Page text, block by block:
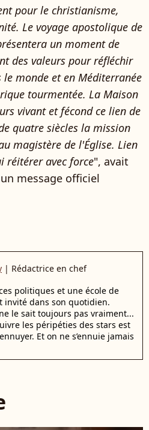
pour le christianisme,
Le voyage apostolique de
un moment de
des valeurs pour réfléchir
le monde et en Méditerranée
tourmentée. La Maison
vivant et fécond ce lien de
quatre siècles la mission
magistère de l'Église. Lien
réitérer avec force", avait
message officiel
| Rédactrice en chef
politiques et une école de
invité dans son quotidien.
le sait toujours pas vraiment...
les péripéties des stars est
Et on ne s’ennuie jamais